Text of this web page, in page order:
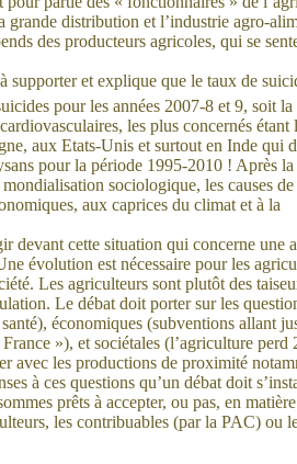
distribution et l’industrie agro-
des producteurs agricoles, qui se
supporter et explique que le taux de
pour les années 2007-8 et 9, soit la
les plus concernés étant
aux Etats-Unis et surtout en Inde qui
pour la période 1995-2010 ! Après la
sociologique, les causes de
aux caprices du climat et à la
devant cette situation qui concerne une
évolution est nécessaire pour les
Les agriculteurs sont plutôt des
Le débat doit porter sur les
économiques (subventions allant
»), et sociétales (l’agriculture perd
avec les productions de proximité
à ces questions qu’un débat doit
prêts à accepter, ou pas, en
les contribuables (par la PAC) ou